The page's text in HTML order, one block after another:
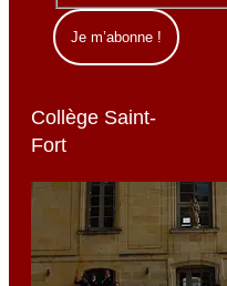
Collège Saint-
Fort